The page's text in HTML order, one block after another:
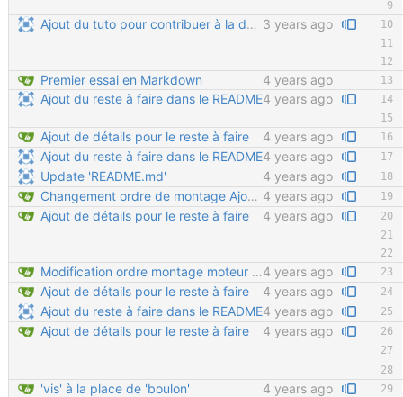
Ajout du tuto pour contribuer à la documentation 3 years ago
Premier essai en Markdown
4 years ago
Ajout du reste à faire dans le README4 years ago
Ajout de détails pour le reste à faire
4 years ago
Ajout du reste à faire dans le README4 years ago
Update 'README.md'
4 years ago
Changement ordre de montage Ajout section vide d'assemblage glissières 4 years ago
Ajout de détails pour le reste à faire
4 years ago
Modification ordre montage moteur Ajout détail montage moteur Velcro sur tendeur de chaine en important4 years ago
Ajout de détails pour le reste à faire
4 years ago
Ajout du reste à faire dans le README4 years ago
Ajout de détails pour le reste à faire
4 years ago
'vis' à la place de 'boulon'
4 years ago